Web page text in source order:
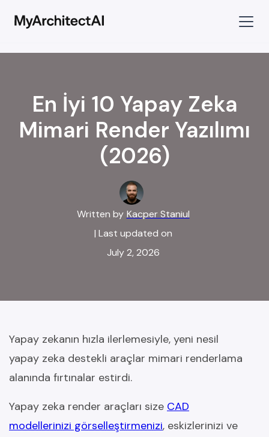
En İyi 10 Yapay Zeka
Mimari Render Yazılımı
(2026)
Written by Kacper Staniul
| Last updated on
July 2, 2026
Yapay zekanın hızla ilerlemesiyle, yeni nesil
yapay zeka destekli araçlar mimari renderlama
alanında fırtınalar estirdi.
Yapay zeka render araçları size CAD
modellerinizi görselleştirmenizi, eskizlerinizi ve